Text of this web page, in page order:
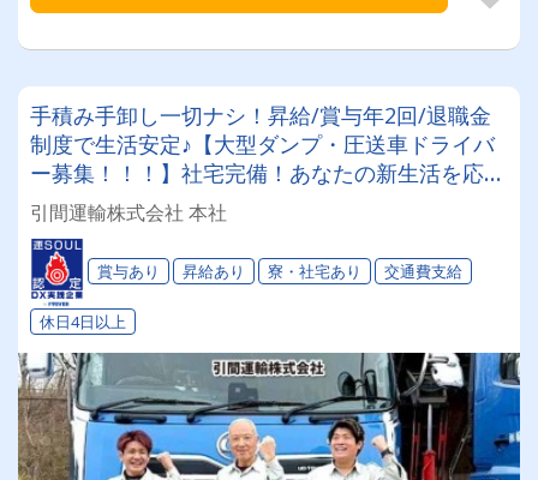
手積み手卸し一切ナシ！昇給/賞与年2回/退職金
制度で生活安定♪【大型ダンプ・圧送車ドライバ
ー募集！！！】社宅完備！あなたの新生活を応援
します♪
引間運輸株式会社 本社
賞与あり 昇給あり 寮・社宅あり 交通費支給
休日4日以上